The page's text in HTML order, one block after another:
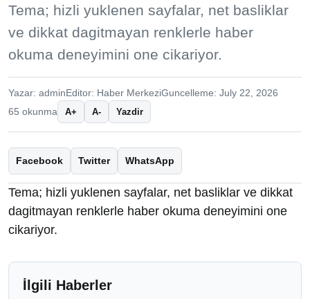
Tema; hizli yuklenen sayfalar, net basliklar
ve dikkat dagitmayan renklerle haber
okuma deneyimini one cikariyor.
Yazar: adminEditor: Haber MerkeziGuncelleme: July 22, 2026
65 okunma
A+ A- Yazdir
Facebook Twitter WhatsApp
Tema; hizli yuklenen sayfalar, net basliklar ve dikkat
dagitmayan renklerle haber okuma deneyimini one
cikariyor.
İlgili Haberler